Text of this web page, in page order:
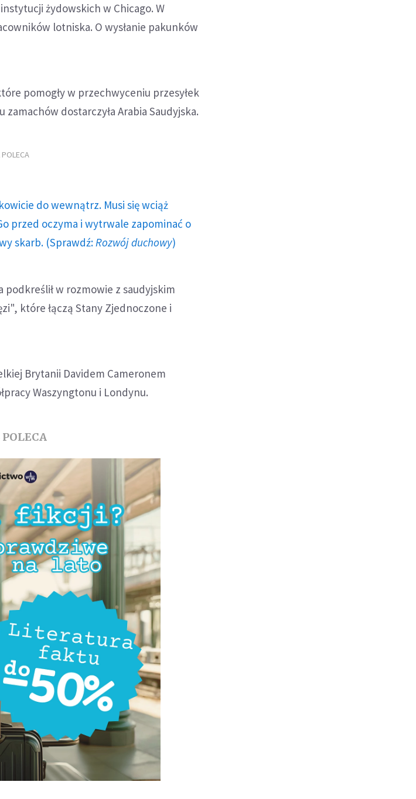
żydowskich w Chicago. W
lotniska. O wysłanie pakunków
pomogły w przechwyceniu przesyłek
dostarczyła Arabia Saudyjska.
do wewnątrz. Musi się wciąż
przed oczyma i wytrwale zapominać o
skarb. (Sprawdź: Rozwój duchowy)
podkreślił w rozmowie z saudyjskim
które łączą Stany Zjednoczone i
Brytanii Davidem Cameronem
Waszyngtonu i Londynu.